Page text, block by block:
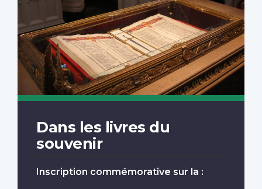
Dans les livres du
souvenir
Inscription commémorative sur la :